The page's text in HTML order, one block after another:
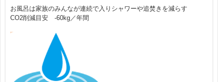
お問合せ
お風呂は家族のみんなが連続で入りシャワーや追焚きを減らす
CO2削減目安 -60kg／年間